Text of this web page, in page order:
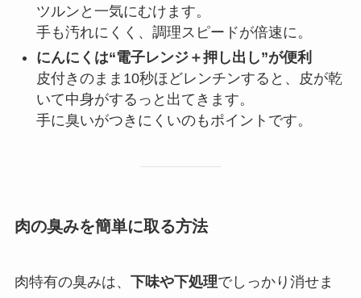
ツルンと一気にむけます。
手も汚れにくく、調理スピードが倍速に。
にんにくは“電子レンジ＋押し出し”が便利
皮付きのまま10秒ほどレンチンすると、皮が乾
いて中身がするっと出てきます。
手に臭いがつきにくいのもポイントです。
肉の臭みを簡単に取る方法
肉特有の臭みは、 下味や下処理でしっかり消せま